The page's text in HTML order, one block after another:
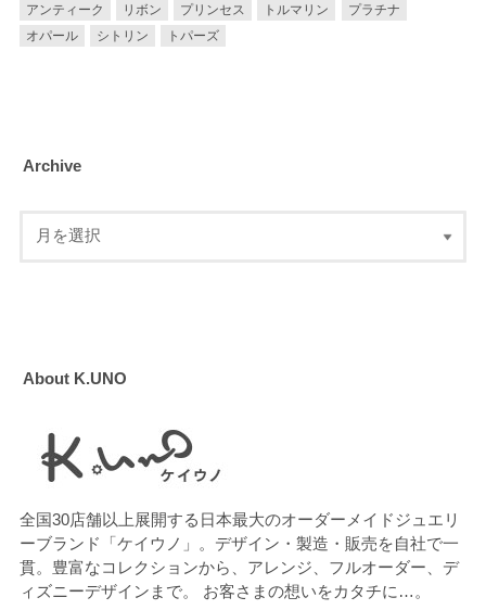
アンティーク
リボン プリンセス トルマリン
プラチナ
オパール
シトリン トパーズ
Archive
About K.UNO
全国30店舗以上展開する日本最大のオーダーメイドジュエリ
ーブランド「ケイウノ」。デザイン・製造・販売を自社で一
貫。豊富なコレクションから、アレンジ、フルオーダー、デ
ィズニーデザインまで。 お客さまの想いをカタチに…。